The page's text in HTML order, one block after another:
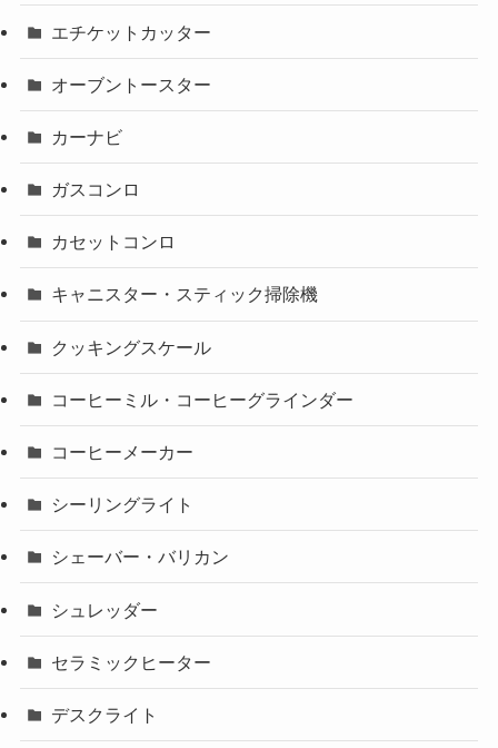
エチケットカッター
オーブントースター
カーナビ
ガスコンロ
カセットコンロ
キャニスター・スティック掃除機
クッキングスケール
コーヒーミル・コーヒーグラインダー
コーヒーメーカー
シーリングライト
シェーバー・バリカン
シュレッダー
セラミックヒーター
デスクライト